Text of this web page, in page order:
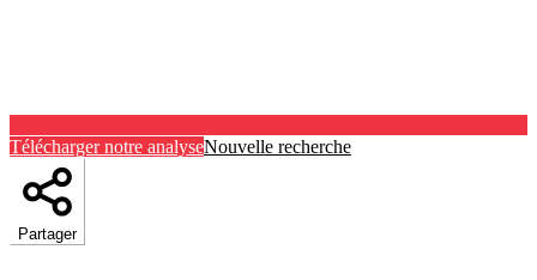
Télécharger notre analyseNouvelle recherche
Partager